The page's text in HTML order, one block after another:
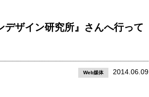
ザイン研究所』さんへ行って
Web媒体 2014.06.09